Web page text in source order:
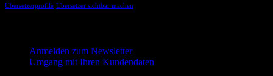
Übersetzerprofile Übersetzer sichtbar machen
Anmelden zum Newsletter
Umgang mit Ihren Kundendaten